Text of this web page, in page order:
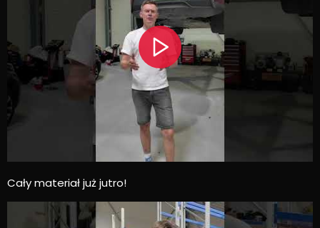
Cały materiał już jutro!